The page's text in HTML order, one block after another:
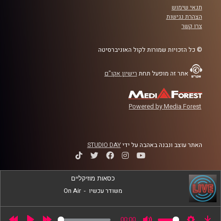
לשנה הקרובה
קרדיט תמונות:
תנאי שימוש
הצהרת נגישות
צרו קשר
© כל הזכויות שמורות לקול האוניברסיטה
אתר זה מופעל תחת רישיון אקו"ם
Powered by Media Forest
האתר עוצב ונבנה באהבה על ידיSTUDIO DAY
כסאות מוזיקליים
משודר עכשיו -
On Air